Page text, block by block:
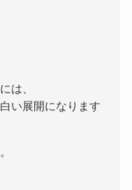
は、
い展開になります